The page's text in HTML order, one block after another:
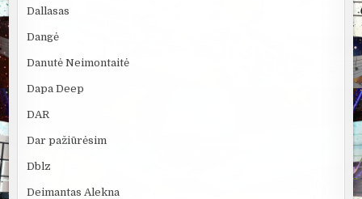
Dallasas
Dangė
Danutė Neimontaitė
Dapa Deep
DAR
Dar pažiūrėsim
Dblz
Deimantas Alekna